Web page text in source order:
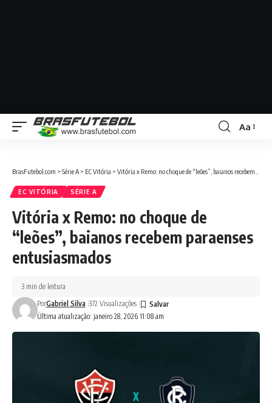
Aa
BrasFutebol.com > Série A > EC Vitória > Vitória x Remo: no choque de “leões”, baianos recebem paraenses entusiasmados
EC VITÓRIA SÉRIE A
Vitória x Remo: no choque de
“leões”, baianos recebem paraenses
entusiasmados
Última atualização: janeiro 28, 2026 11:08 am
PorGabriel Silva 372 Visualizações
3 min de leitura